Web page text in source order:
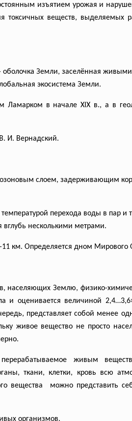
изъятием урожая и
токсичных веществ, выделяемых
Земли, заселённая
экосистема Земли.
в начале XIX в., а в
И. Вернадский.
слоем, задерживающим
перехода воды в пар и
вглубь несколькими метрами.
км. Определяется дном
населяющих Землю, физико-
и оценивается величиной
представляет собой менее
живое вещество не просто
живым
ткани, клетки, кровь всю
вещества можно представить
организмов.